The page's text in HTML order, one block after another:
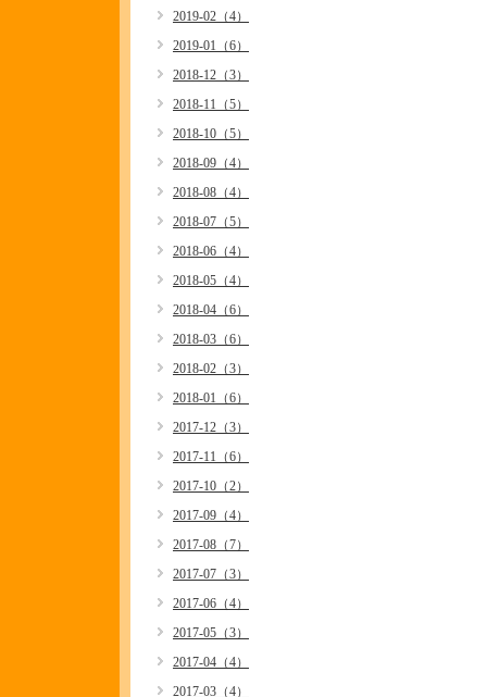
2019-02（4）
2019-01（6）
2018-12（3）
2018-11（5）
2018-10（5）
2018-09（4）
2018-08（4）
2018-07（5）
2018-06（4）
2018-05（4）
2018-04（6）
2018-03（6）
2018-02（3）
2018-01（6）
2017-12（3）
2017-11（6）
2017-10（2）
2017-09（4）
2017-08（7）
2017-07（3）
2017-06（4）
2017-05（3）
2017-04（4）
2017-03（4）